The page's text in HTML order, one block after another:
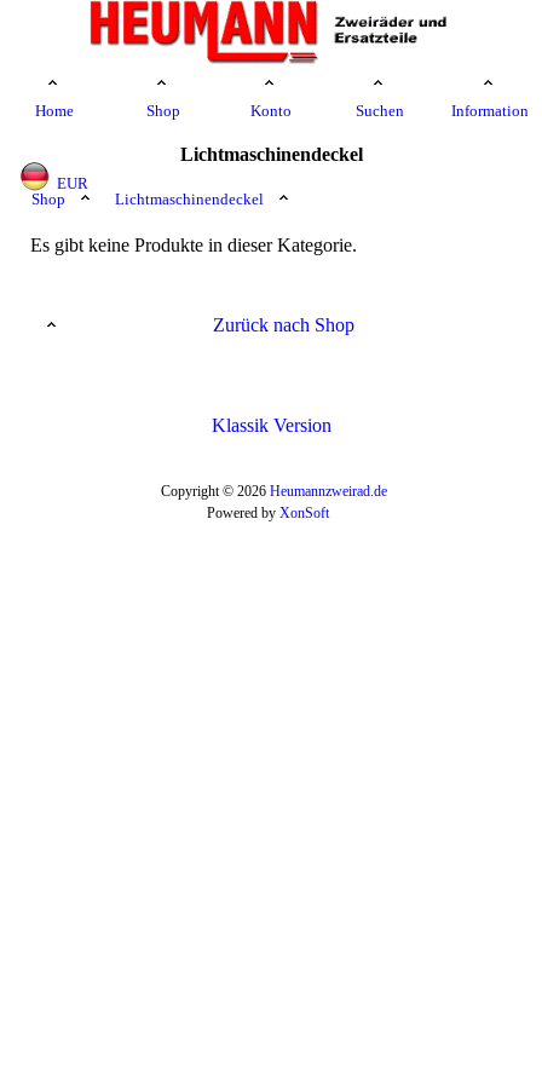
Home Shop Konto Suchen Information
EUR
Lichtmaschinendeckel
Shop Lichtmaschinendeckel
Es gibt keine Produkte in dieser Kategorie.
Zurück nach Shop
Klassik Version
Copyright © 2026 Heumannzweirad.de
Powered by XonSoft